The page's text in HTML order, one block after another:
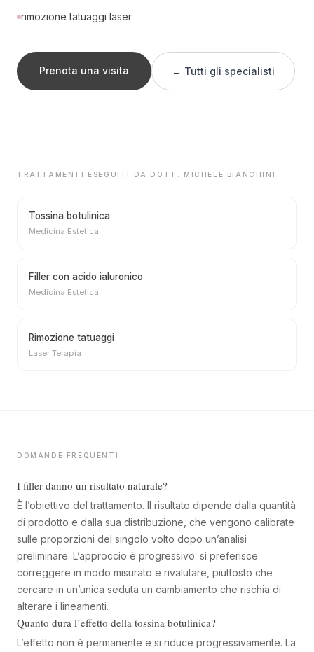
rimozione tatuaggi laser
Prenota una visita ← Tutti gli specialisti
TRATTAMENTI ESEGUITI DA DOTT. MICHELE BIANCHINI
Tossina botulinica
Medicina Estetica
Filler con acido ialuronico
Medicina Estetica
Rimozione tatuaggi
Laser Terapia
DOMANDE FREQUENTI
I filler danno un risultato naturale?
È l’obiettivo del trattamento. Il risultato dipende dalla quantità
di prodotto e dalla sua distribuzione, che vengono calibrate
sulle proporzioni del singolo volto dopo un’analisi
preliminare. L’approccio è progressivo: si preferisce
correggere in modo misurato e rivalutare, piuttosto che
cercare in un’unica seduta un cambiamento che rischia di
alterare i lineamenti.
Quanto dura l’effetto della tossina botulinica?
L’effetto non è permanente e si riduce progressivamente. La